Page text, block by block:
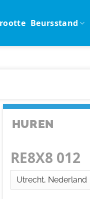
Beursstand
HUREN
RE8X8 012